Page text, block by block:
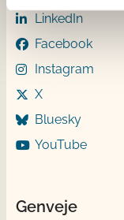
LinkedIn
Facebook
Instagram
X
Bluesky
YouTube
Genveje